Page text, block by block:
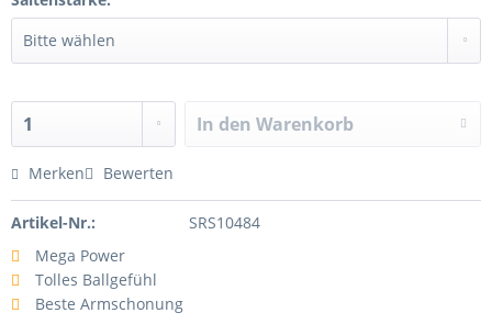
In den Warenkorb
Merken Bewerten
Artikel-Nr.:
SRS10484
Mega Power
Tolles Ballgefühl
Beste Armschonung